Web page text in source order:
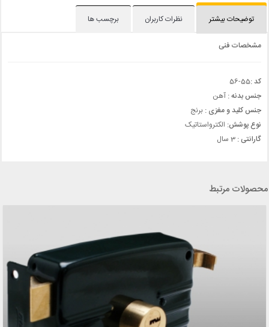
توضیحات بیشتر نظرات کاربران برچسب ها
مشخصات فنی
کد :55-56
جنس بدنه : آهن
جنس کلید و مغزی : برنج
نوع پوشش: الکترواستاتیک
گارانتی : 3 سال
محصولات مرتبط